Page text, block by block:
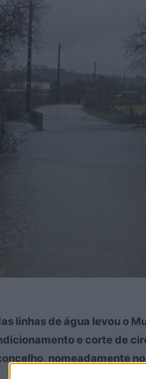
linhas de água levou o
e corte de
nomeadamente